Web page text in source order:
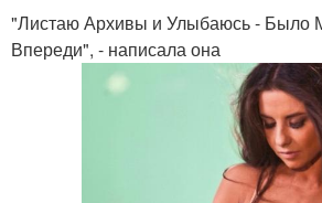
"Листаю Архивы и Улыбаюсь - Было
Впереди", - написала она